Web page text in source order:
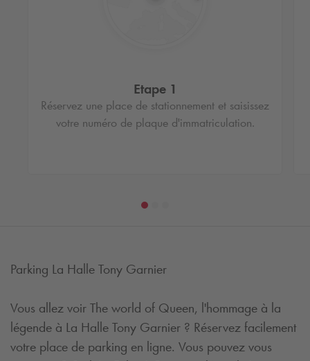
Etape 1
Réservez une place de stationnement et saisissez
votre numéro de plaque d'immatriculation.
Parking La Halle Tony Garnier
Vous allez voir The world of Queen, l'hommage à la
légende à La Halle Tony Garnier ? Réservez facilement
votre place de parking en ligne. Vous pouvez vous